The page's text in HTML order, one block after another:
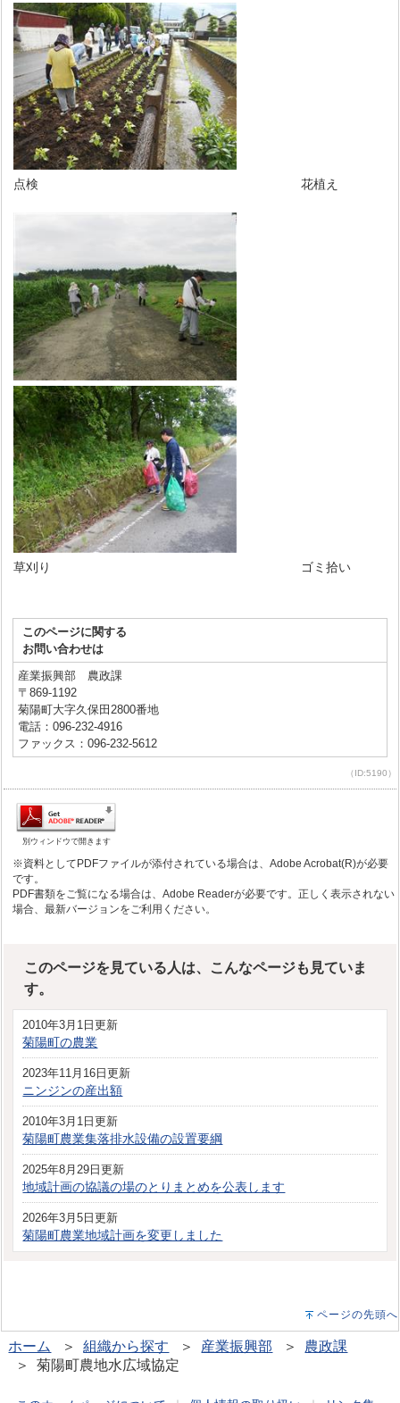
点検 花植え
草刈り ゴミ拾い
このページに関する
お問い合わせは
産業振興部 農政課
〒869-1192
菊陽町大字久保田2800番地
電話：096-232-4916
ファックス：096-232-5612
（ID:5190）
別ウィンドウで開きます
※資料としてPDFファイルが添付されている場合は、Adobe Acrobat(R)が必要
です。
PDF書類をご覧になる場合は、Adobe Readerが必要です。正しく表示されない
場合、最新バージョンをご利用ください。
このページを見ている人は、こんなページも見ていま
す。
2010年3月1日更新
菊陽町の農業
2023年11月16日更新
ニンジンの産出額
2010年3月1日更新
菊陽町農業集落排水設備の設置要綱
2025年8月29日更新
地域計画の協議の場のとりまとめを公表します
2026年3月5日更新
菊陽町農業地域計画を変更しました
ページの先頭へ
ホーム ＞組織から探す ＞ 産業振興部 ＞ 農政課
＞ 菊陽町農地水広域協定